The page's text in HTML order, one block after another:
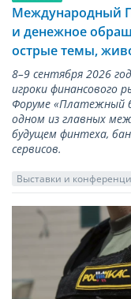
Международный
и денежное
острые темы,
8–9 сентября 2026
игроки финансового
Форуме «Платежный
одном из главных
будущем финтеха,
сервисов.
Выставки и